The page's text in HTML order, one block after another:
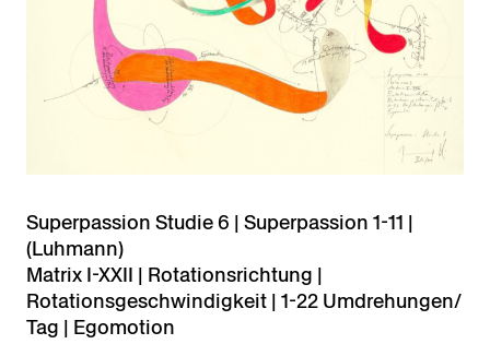
Superpassion Studie 6 | Superpassion 1-11 |
(Luhmann)
Matrix I-XXII | Rotationsrichtung |
Rotationsgeschwindigkeit | 1-22 Umdrehungen/
Tag | Egomotion